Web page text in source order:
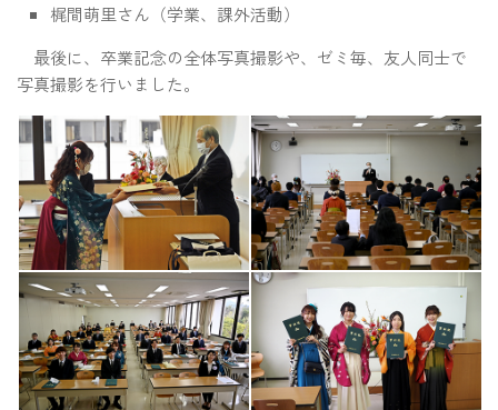
梶間萌里さん（学業、課外活動）
最後に、卒業記念の全体写真撮影や、ゼミ毎、友人同士で
写真撮影を行いました。